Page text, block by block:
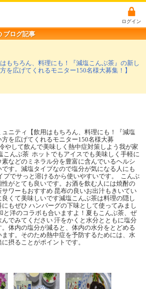
ログイン
ブログ記事
はもちろん、料理にも！『減塩こんぶ茶』の新し
を広げてくれるモニター150名様大募集！】
ニティ【飲用はもちろん、料理にも！『減塩
を広げてくれるモニター150名様大募
やして飲んで美味しく熱中症対策しよう我が家
こんぶ茶 ホットでもアイスでも美味しく手軽に
などのミネラル分を豊富に含んでいるヘルシ
す。減塩タイプなので塩分が気になる人にも
プでサっと溶けるから使いやすいです。 こんぶ
がとても良いです。お酒を飲む人には焼酎の
ワーもおすすめ 昆布の良いお出汁もきいてい
くて美味しいです減塩こんぶ茶は料理の隠し
もぜひ ハンバーグの下味として使ってみまし
と洋のコラボも合いますよ！夏もこんぶ茶、ぜ
でみてください 汗をかくと水分とともに塩分
体内の塩分が減ると、体内の水分をとどめる
す。そのため熱中症を予防するためには、水
摂ることがポイントです。